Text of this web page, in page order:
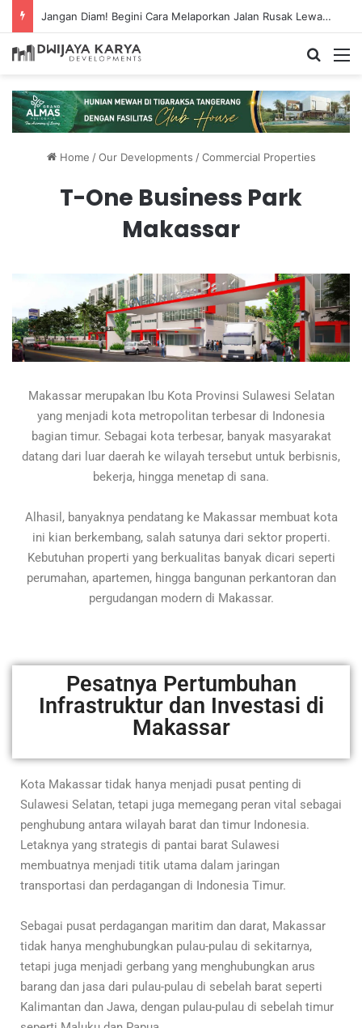
Jangan Diam! Begini Cara Melaporkan Jalan Rusak Lewat Aplikasi Ponsel
Home / Our Developments / Commercial Properties
T-One Business Park
Makassar
Makassar merupakan Ibu Kota Provinsi Sulawesi Selatan
yang menjadi kota metropolitan terbesar di Indonesia
bagian timur. Sebagai kota terbesar, banyak masyarakat
datang dari luar daerah ke wilayah tersebut untuk berbisnis,
bekerja, hingga menetap di sana.
Alhasil, banyaknya pendatang ke Makassar membuat kota
ini kian berkembang, salah satunya dari sektor properti.
Kebutuhan properti yang berkualitas banyak dicari seperti
perumahan, apartemen, hingga bangunan perkantoran dan
pergudangan modern di Makassar.
Pesatnya Pertumbuhan
Infrastruktur dan Investasi di
Makassar
Kota Makassar tidak hanya menjadi pusat penting di
Sulawesi Selatan, tetapi juga memegang peran vital sebagai
penghubung antara wilayah barat dan timur Indonesia.
Letaknya yang strategis di pantai barat Sulawesi
membuatnya menjadi titik utama dalam jaringan
transportasi dan perdagangan di Indonesia Timur.
Sebagai pusat perdagangan maritim dan darat, Makassar
tidak hanya menghubungkan pulau-pulau di sekitarnya,
tetapi juga menjadi gerbang yang menghubungkan arus
barang dan jasa dari pulau-pulau di sebelah barat seperti
Kalimantan dan Jawa, dengan pulau-pulau di sebelah timur